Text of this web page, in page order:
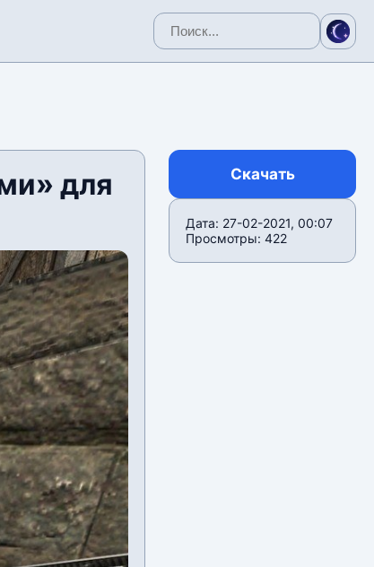
для
Скачать
Дата: 27-02-2021, 00:07
Просмотры: 422